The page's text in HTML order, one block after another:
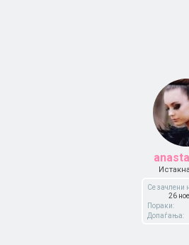
Се зачлени
26
Пораки:
Допаѓања: